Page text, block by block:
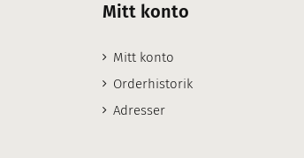
Mitt konto
Mitt konto
Orderhistorik
Adresser